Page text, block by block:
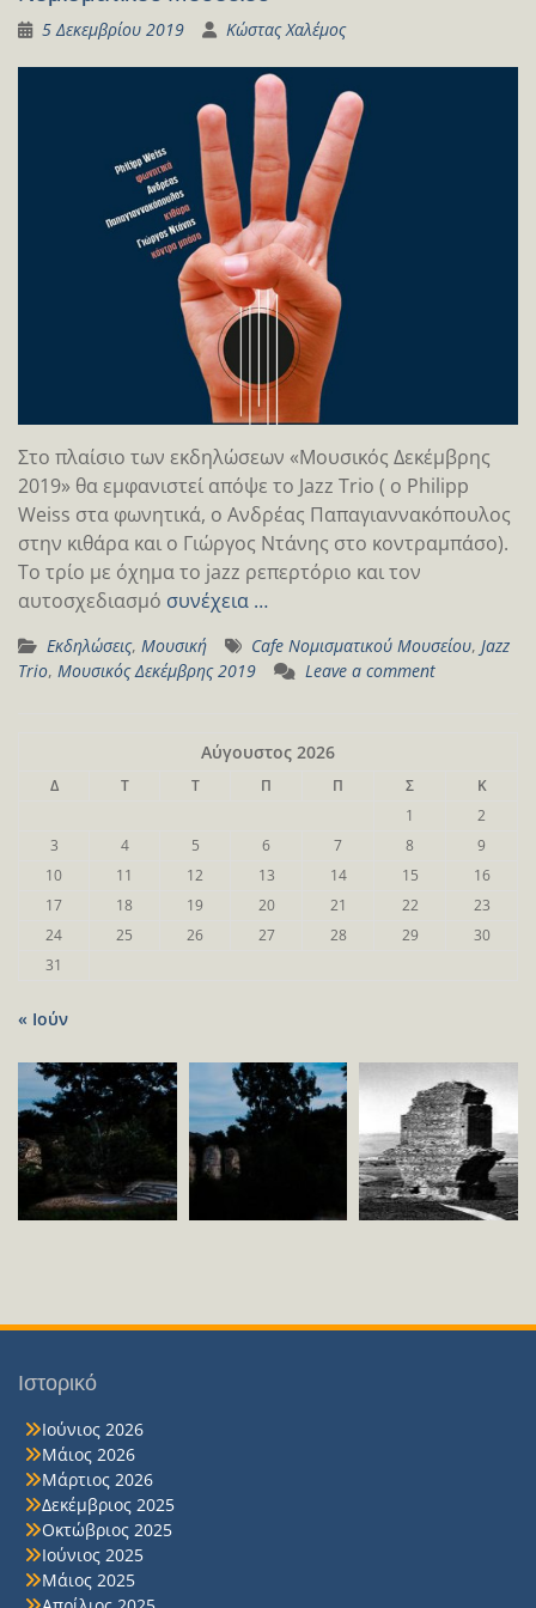
5 Δεκεμβρίου 2019 Κώστας Χαλέμος
Στο πλαίσιο των εκδηλώσεων «Μουσικός Δεκέμβρης
2019» θα εμφανιστεί απόψε το Jazz Trio ( o Philipp
Weiss στα φωνητικά, ο Aνδρέας Παπαγιαννακόπουλος
στην κιθάρα και ο Γιώργος Ντάνης στο κοντραμπάσο).
Το τρίο με όχημα τo jazz ρεπερτόριο και τον
αυτοσχεδιασμό συνέχεια …
Εκδηλώσεις, Μουσική Cafe Νομισματικού Μουσείου, Jazz
Trio, Μουσικός Δεκέμβρης 2019 Leave a comment
Αύγουστος 2026
Δ Τ Τ Π Π Σ
Κ
1
2
3
4 5 6 7 8
9
10
11 12 13 14 15
16
17
18 19 20 21 22
23
24
25 26 27 28 29
30
31
« Ιούν
Ιστορικό
Ιούνιος 2026
Μάιος 2026
Μάρτιος 2026
Δεκέμβριος 2025
Οκτώβριος 2025
Ιούνιος 2025
Μάιος 2025